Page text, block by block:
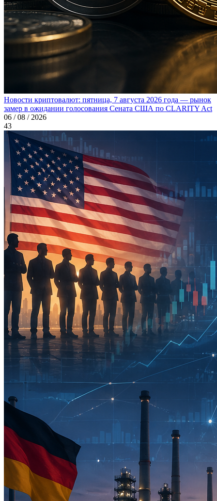
Новости криптовалют: пятница, 7 августа 2026 года — рынок
замер в ожидании голосования Сената США по CLARITY Act
06 / 08 / 2026
43